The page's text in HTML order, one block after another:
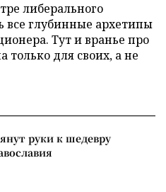
либерального
все глубинные архетипы
Тут и вранье про
только для своих, а не
руки к шедевру